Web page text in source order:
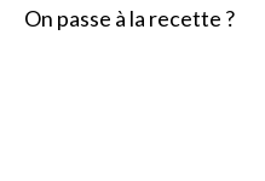
On passe à la recette ?